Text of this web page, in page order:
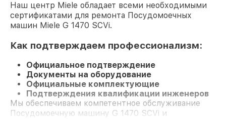
Наш центр Miele обладает всеми необходимыми
сертификатами для ремонта Посудомоечных
машин Miele G 1470 SCVi.
Как подтверждаем профессионализм:
Официальное подтверждение
Документы на оборудование
Официальные комплектующие
Подтверждения квалификации инженеров
Мы обеспечиваем компетентное обслуживание
Посудомоечную машину G 1470 SCVi и